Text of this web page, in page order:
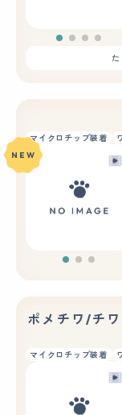
マイクロチップ装着
NEW
ポメチワ/チ
マイクロチップ装着